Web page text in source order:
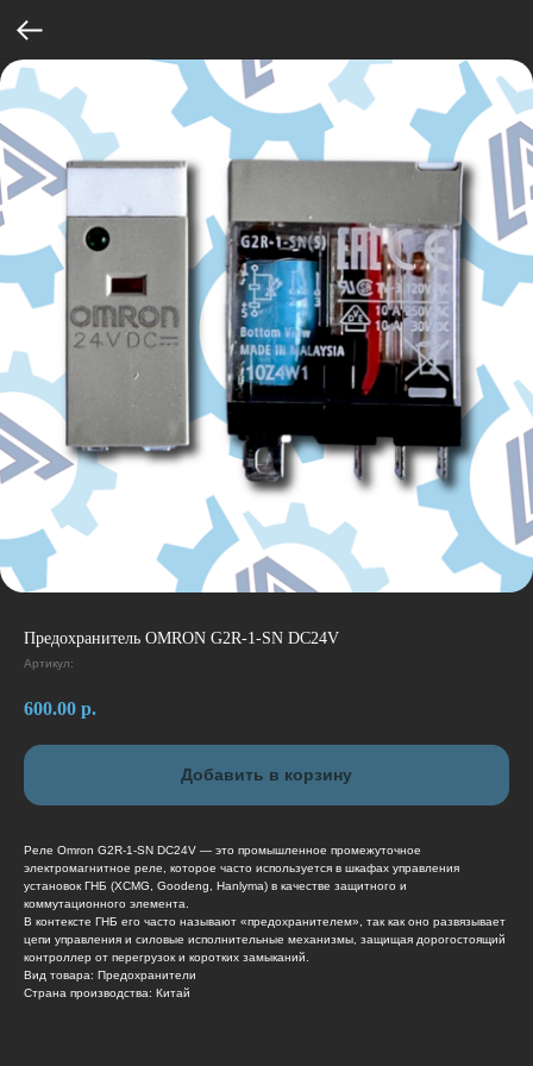
Предохранитель OMRON G2R-1-SN DC24V
Артикул:
600.00 р.
Добавить в корзину
Реле Omron G2R-1-SN DC24V — это промышленное промежуточное
электромагнитное реле, которое часто используется в шкафах управления
установок ГНБ (XCMG, Goodeng, Hanlyma) в качестве защитного и
коммутационного элемента.
В контексте ГНБ его часто называют «предохранителем», так как оно развязывает
цепи управления и силовые исполнительные механизмы, защищая дорогостоящий
контроллер от перегрузок и коротких замыканий.
Вид товара: Предохранители
Страна производства: Китай